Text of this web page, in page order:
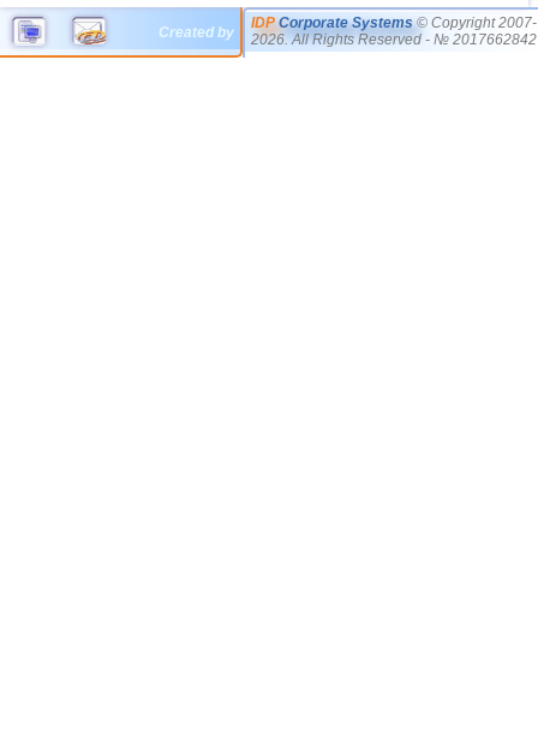
Created by
IDP Corporate Systems © Copyright 2007-
2026. All Rights Reserved - № 2017662842